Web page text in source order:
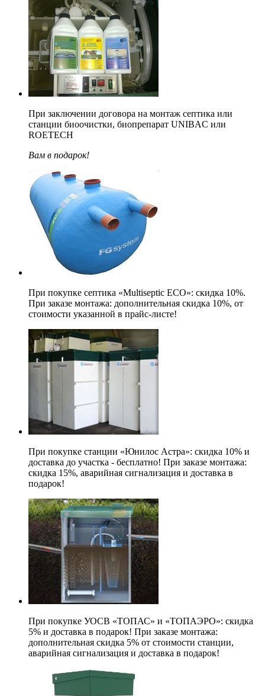
При заключении договора на монтаж септика или
станции биоочистки, биопрепарат UNIBAC или
ROETECH
Вам в подарок!
При покупке септика «Multiseptic ECO»: скидка 10%.
При заказе монтажа: дополнительная скидка 10%, от
стоимости указанной в прайс-листе!
При покупке станции «Юнилос Астра»: скидка 10% и
доставка до участка - бесплатно! При заказе монтажа:
скидка 15%, аварийная сигнализация и доставка в
подарок!
При покупке УОСВ «ТОПАС» и «ТОПАЭРО»: скидка
5% и доставка в подарок! При заказе монтажа:
дополнительная скидка 5% от стоимости станции,
аварийная сигнализация и доставка в подарок!